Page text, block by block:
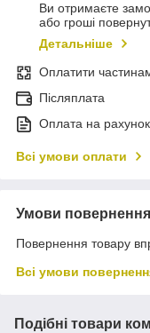
Ви отримаєте
або гроші
Детальніше
Оплатити
Післяплата
Оплата на рахунок
Всі умови оплати
Умови повернення
Повернення товару
Всі умови
Подібні товари